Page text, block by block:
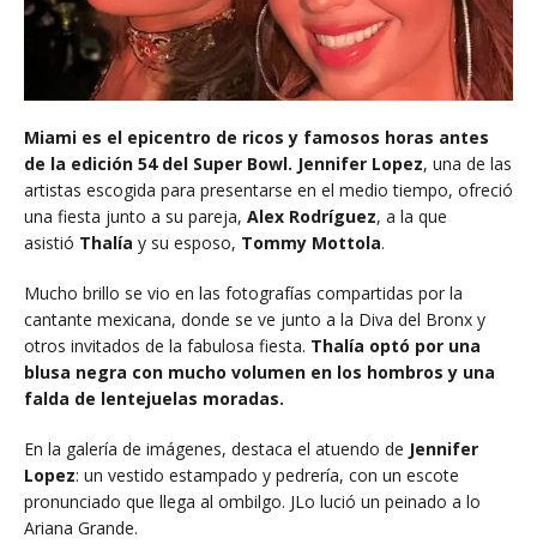
Miami es el epicentro de ricos y famosos horas antes
de la edición 54 del Super Bowl. Jennifer Lopez, una de las
artistas escogida para presentarse en el medio tiempo, ofreció
una fiesta junto a su pareja, Alex Rodríguez, a la que
asistió Thalía y su esposo, Tommy Mottola.
Mucho brillo se vio en las fotografías compartidas por la
cantante mexicana, donde se ve junto a la Diva del Bronx y
otros invitados de la fabulosa fiesta. Thalía optó por una
blusa negra con mucho volumen en los hombros y una
falda de lentejuelas moradas.
En la galería de imágenes, destaca el atuendo de Jennifer
Lopez: un vestido estampado y pedrería, con un escote
pronunciado que llega al ombilgo. JLo lució un peinado a lo
Ariana Grande.